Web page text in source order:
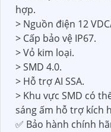
hợp.
> Nguồn điện 12
> Cấp bảo vệ IP67.
> Vỏ kim loại.
> SMD 4.0.
> Hỗ trợ AI SSA.
> Khu vực SMD có
sáng ấm hỗ trợ kích
✅ Bảo hành chính